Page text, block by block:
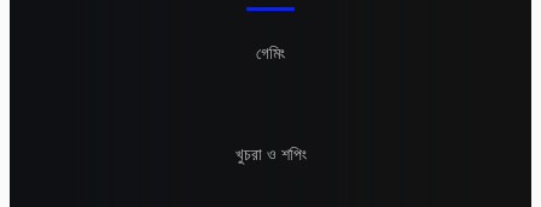
গেমিং
খুচরা ও শপিং